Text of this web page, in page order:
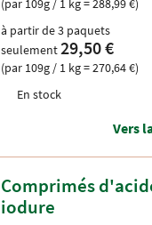
(par 109g / 1 kg = 288,99 €)
à partir de 3 paquets
seulement29,50 €
(par 109g / 1 kg = 270,64 €)
En stock
Vers
Comprimés
iodure